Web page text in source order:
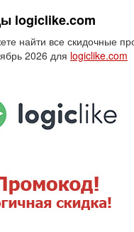
logiclike.com
найти все скидочные
2026 для logiclike.com